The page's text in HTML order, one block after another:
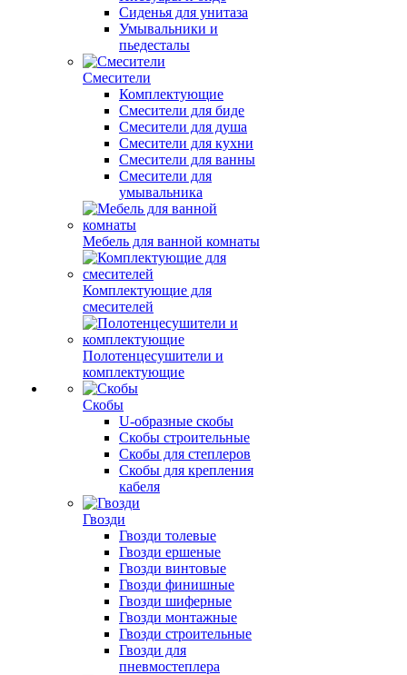
Сиденья для унитаза
Умывальники и
пьедесталы
Смесители
Комплектующие
Смесители для биде
Смесители для душа
Смесители для кухни
Смесители для ванны
Смесители для
умывальника
Мебель для ванной комнаты
Комплектующие для
смесителей
Полотенцесушители и
комплектующие
Скобы
U-образные скобы
Скобы строительные
Скобы для степлеров
Скобы для крепления
кабеля
Гвозди
Гвозди толевые
Гвозди ершеные
Гвозди винтовые
Гвозди финишные
Гвозди шиферные
Гвозди монтажные
Гвозди строительные
Гвозди для
пневмостеплера